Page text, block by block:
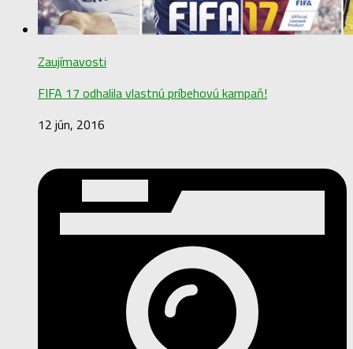
Zaujímavosti
FIFA 17 odhalila vlastnú príbehovú kampaň!
12 jún, 2016